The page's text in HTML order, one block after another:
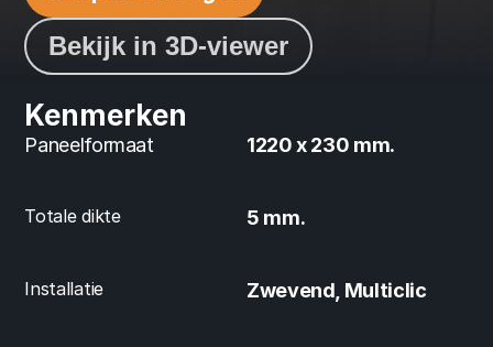
Bekijk in 3D-viewer
Kenmerken
Paneelformaat 1220 x 230 mm.
Totale dikte 5 mm.
Installatie Zwevend, Multiclic